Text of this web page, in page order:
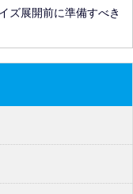
ズ展開前に準備すべき